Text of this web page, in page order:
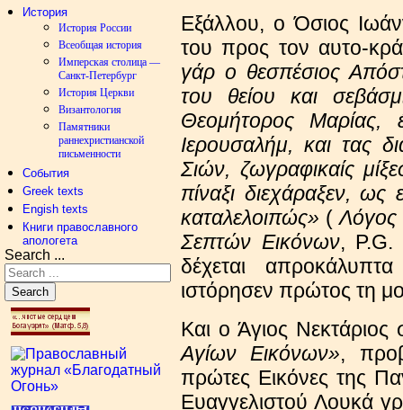
История
История России
Всеобщая история
Имперская столица —
Санкт-Петербург
История Церкви
Византология
Памятники
раннехристианской
письменности
События
Greek texts
Engish texts
Книги православного
апологета
Search ...
Search
Εξάλλου, ο Όσιος
του προς τον αυτo-
γάρ ο θεσπέσιος
του θείου και
Θεομήτορος Μαρίας,
Ιερουσαλήμ, και τας
Σιών, ζωγραφικαίς
πίναξι διεχάραξεν, ως
καταλελοιπώς» (Λόγος
Σεπτών Εικόνων, P.G.
δέχεται
ιστόρησεν πρώτος τη
Και ο Άγιος
Αγίων Εικόνων»,
πρώτες Εικόνες της
Ευαγγελιστού Λουκά